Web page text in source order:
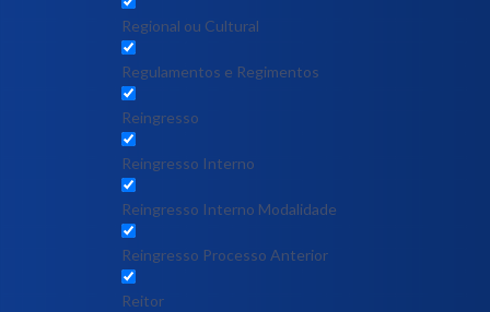
Regional ou Cultural
Regulamentos e Regimentos
Reingresso
Reingresso Interno
Reingresso Interno Modalidade
Reingresso Processo Anterior
Reitor